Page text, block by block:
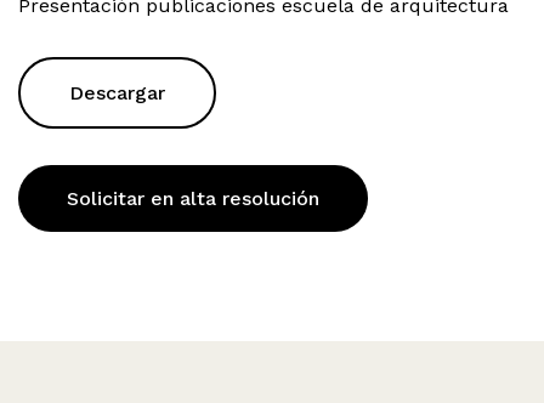
Presentación publicaciones escuela de arquitectura
Descargar
Solicitar en alta resolución